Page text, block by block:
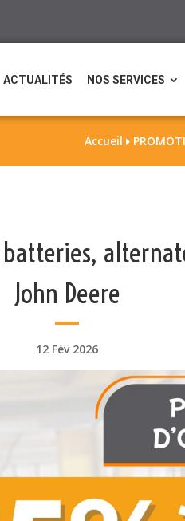
ACTUALITÉS NOS SERVICES
Accueil 
John Deere
12 Fév 2026